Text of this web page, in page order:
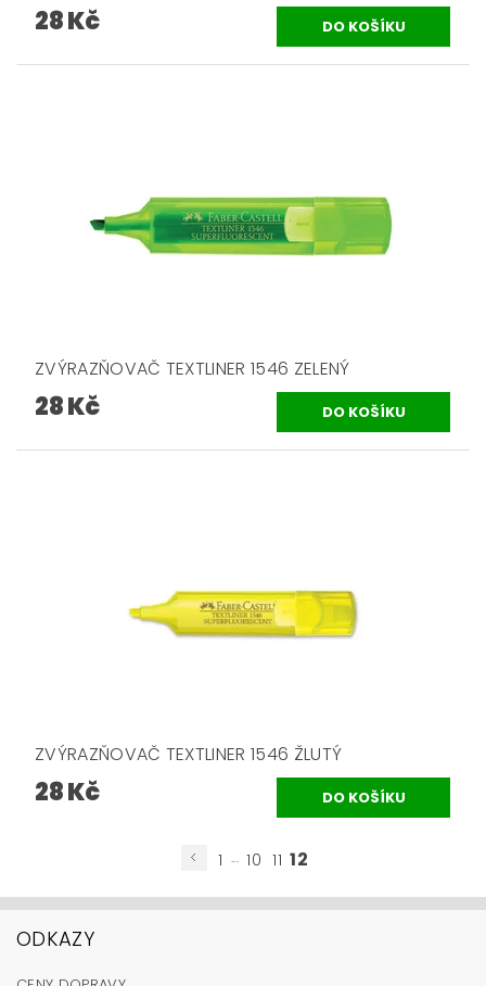
28 Kč
ZVÝRAZŇOVAČ TEXTLINER 1546 ZELENÝ
28 Kč
ZVÝRAZŇOVAČ TEXTLINER 1546 ŽLUTÝ
28 Kč
1 ... 10 11 12
ODKAZY